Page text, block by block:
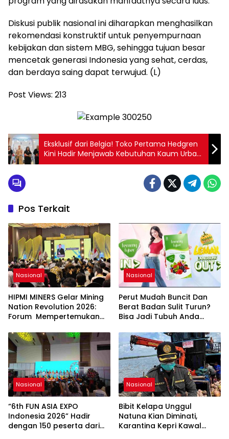
Diskusi publik nasional ini diharapkan menghasilkan
rekomendasi konstruktif untuk penyempurnaan
kebijakan dan sistem MBG, sehingga tujuan besar
mencetak generasi Indonesia yang sehat, cerdas,
dan berdaya saing dapat terwujud. (L)
Post Views: 213
Eksklusif dari Belgia! Toko Pertama Hedgren
Kini Hadir Menjawab Kebutuhan Kaum Urban
yang Dinamis
Pos Terkait
Nasional
HIPMI MINERS Gelar Mining
Nation Revolution 2026:
Forum Mempertemukan
Investor, Akademisi, dan
Pengusaha dalam
Mendukung Percepatan
Hilirisasi Nasional.
Nasional
Perut Mudah Buncit Dan
Berat Badan Sulit Turun?
Bisa Jadi Tubuh Anda
Nasional
“6th FUN ASIA EXPO
Indonesia 2026” Hadir
dengan 150 peserta dari
Nasional
Bibit Kelapa Unggul
Natuna Kian Diminati,
Karantina Kepri Kawal